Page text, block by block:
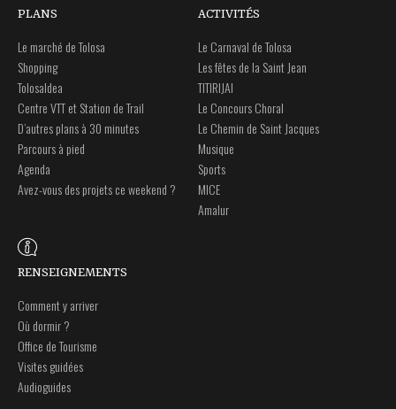
PLANS
Le marché de Tolosa
Shopping
Tolosaldea
Centre VTT et Station de Trail
D’autres plans à 30 minutes
Parcours à pied
Agenda
Avez-vous des projets ce weekend ?
ACTIVITÉS
Le Carnaval de Tolosa
Les fêtes de la Saint Jean
TITIRIJAI
Le Concours Choral
Le Chemin de Saint Jacques
Musique
Sports
MICE
Amalur
RENSEIGNEMENTS
Comment y arriver
Où dormir ?
Office de Tourisme
Visites guidées
Audioguides